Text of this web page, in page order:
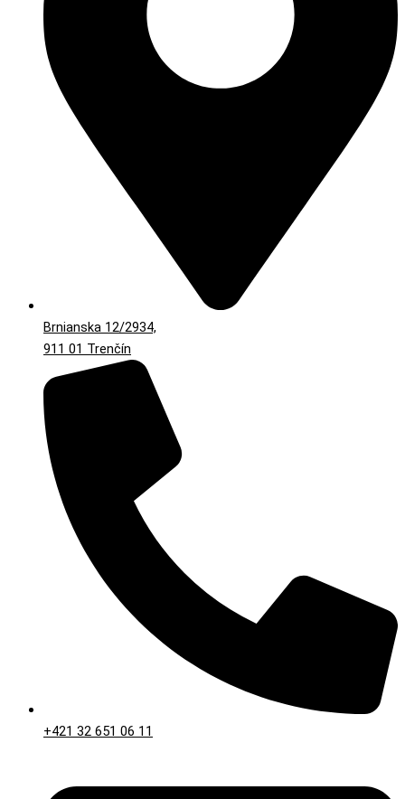
Brnianska 12/2934,
911 01 Trenčín
+421 32 651 06 11